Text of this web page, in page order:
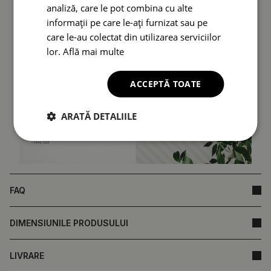
FAQ
DIMENSIUNILE PRODUSULUI
LIVRARE
analiză, care le pot combina cu alte
informații pe care le-ați furnizat sau pe
care le-au colectat din utilizarea serviciilor
lor.Află mai multe
ACCEPTĂ TOATE
ARATĂ DETALIILE